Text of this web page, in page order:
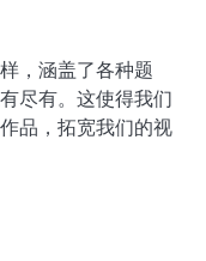
，涵盖了各种题
尽有。这使得我们
品，拓宽我们的视